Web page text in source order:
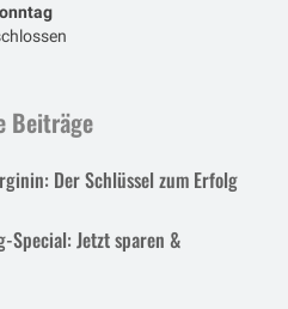
Beiträge
Der Schlüssel zum Erfolg
Jetzt sparen &